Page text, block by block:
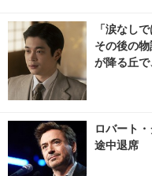
「涙なし
その後の
が降る丘で
ロバート
途中退席